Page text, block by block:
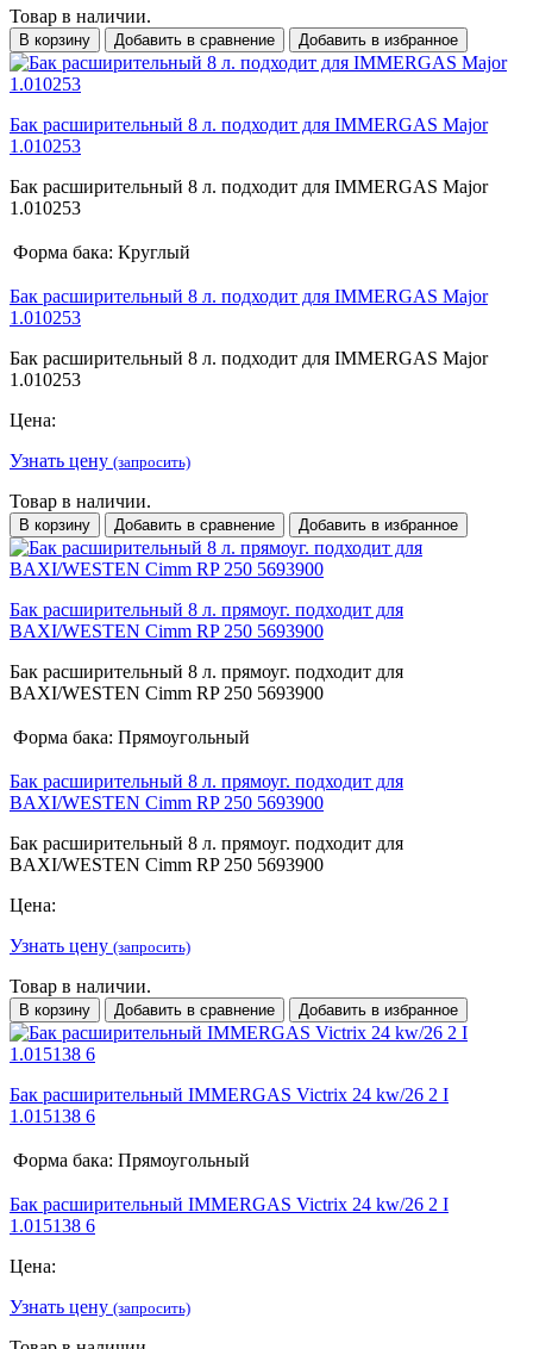
Товар в наличии.
В корзину Добавить в сравнение Добавить в избранное
Бак расширительный 8 л. подходит для IMMERGAS Major
1.010253
Бак расширительный 8 л. подходит для IMMERGAS Major
1.010253
Форма бака: Круглый
Бак расширительный 8 л. подходит для IMMERGAS Major
1.010253
Бак расширительный 8 л. подходит для IMMERGAS Major
1.010253
Цена:
Узнать цену (запросить)
Товар в наличии.
В корзину Добавить в сравнение Добавить в избранное
Бак расширительный 8 л. прямоуг. подходит для
BAXI/WESTEN Cimm RP 250 5693900
Бак расширительный 8 л. прямоуг. подходит для
BAXI/WESTEN Cimm RP 250 5693900
Форма бака: Прямоугольный
Бак расширительный 8 л. прямоуг. подходит для
BAXI/WESTEN Cimm RP 250 5693900
Бак расширительный 8 л. прямоуг. подходит для
BAXI/WESTEN Cimm RP 250 5693900
Цена:
Узнать цену (запросить)
Товар в наличии.
В корзину Добавить в сравнение Добавить в избранное
Бак расширительный IMMERGAS Victrix 24 kw/26 2 І
1.015138 6
Форма бака: Прямоугольный
Бак расширительный IMMERGAS Victrix 24 kw/26 2 І
1.015138 6
Цена:
Узнать цену (запросить)